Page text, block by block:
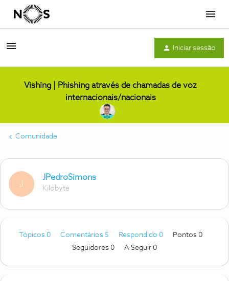
Menu
Iniciar sessão
Vishing | Phishing através de chamadas de voz
internacionais/nacionais
Comunidade
J
JPedroSimons
Kilobyte
Tópicos 0 Comentários 5 Respondido 0
Pontos 0
Seguidores 0 A Seguir 0